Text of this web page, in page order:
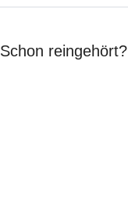
Schon reingehört?